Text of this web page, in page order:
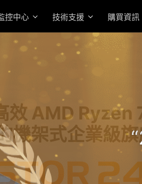
控中心 技術支援 購買資訊
效 AMD Ryzen
機架式企業級